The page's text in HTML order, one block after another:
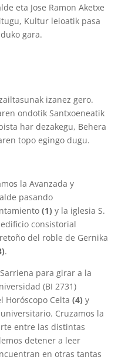
eta Jose Ramon Aketxe
Kultur leioatik pasa
gara.
izanez gero.
ondotik Santxoeneatik
har dezakegu, Behera
topo egingo dugu.
la Avanzada y
pasando
(1) y la iglesia S.
consistorial
del roble de Gernika
.
para girar a la
(BI 2731)
Horóscopo Celta (4) y
Cruzamos la
entre las distintas
detener a leer
en otras tantas